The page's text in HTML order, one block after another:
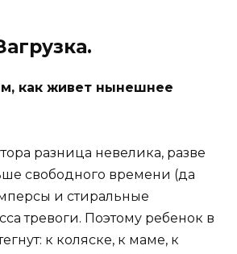
как живет нынешнее
разница невелика, разве
свободного времени (да
и стиральные
тревоги. Поэтому ребенок в
к коляске, к маме, к